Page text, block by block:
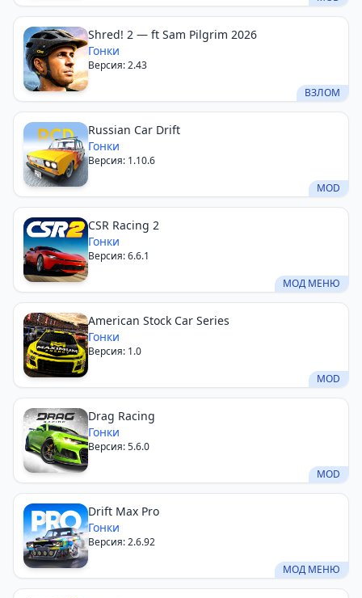
Shred! 2 — ft Sam Pilgrim 2026
Гонки
Версия: 2.43
ВЗЛОМ
Russian Car Drift
Гонки
Версия: 1.10.6
MOD
CSR Racing 2
Гонки
Версия: 6.6.1
МОД МЕНЮ
American Stock Car Series
Гонки
Версия: 1.0
MOD
Drag Racing
Гонки
Версия: 5.6.0
MOD
Drift Max Pro
Гонки
Версия: 2.6.92
МОД МЕНЮ